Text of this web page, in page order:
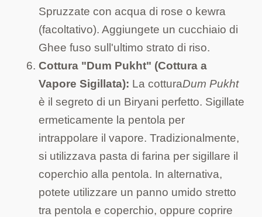
Spruzzate con acqua di rose o kewra
(facoltativo). Aggiungete un cucchiaio di
Ghee fuso sull'ultimo strato di riso.
Cottura "Dum Pukht" (Cottura a
Vapore Sigillata): La cotturaDum Pukht
è il segreto di un Biryani perfetto. Sigillate
ermeticamente la pentola per
intrappolare il vapore. Tradizionalmente,
si utilizzava pasta di farina per sigillare il
coperchio alla pentola. In alternativa,
potete utilizzare un panno umido stretto
tra pentola e coperchio, oppure coprire